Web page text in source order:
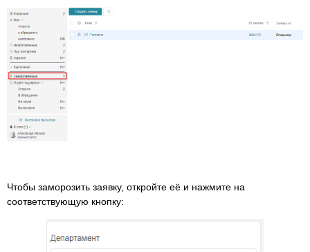
Чтобы заморозить заявку, откройте её и нажмите на
соответствующую кнопку: